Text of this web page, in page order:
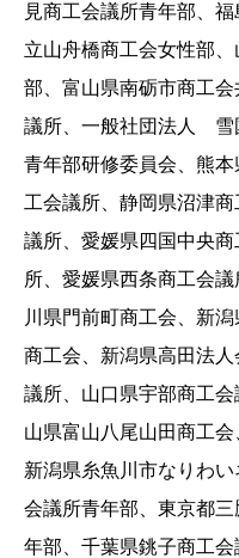
見商工会議所青年部、
立山舟橋商工会女性部
部、富山県南砺市商工
議所、一般社団法人 雪
青年部研修委員会、熊
工会議所、静岡県沼津
議所、愛媛県四国中央
所、愛媛県西条商工会
川県門前町商工会、新
商工会、新潟県高田法
議所、山口県宇部商工
山県富山八尾山田商工会
新潟県糸魚川市なりわ
会議所青年部、東京都
年部、千葉県銚子商工